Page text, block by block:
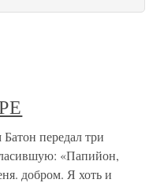
передал три
«Папийон,
добром. Я хоть и